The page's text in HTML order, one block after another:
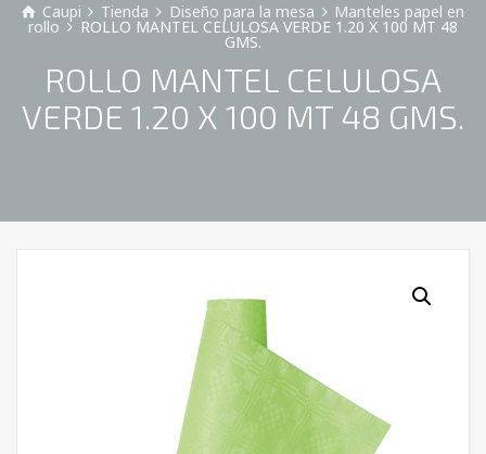
Caupi Tienda Diseño para la mesa Manteles papel en
rollo ROLLO MANTEL CELULOSA VERDE 1.20 X 100 MT 48
GMS.
ROLLO MANTEL CELULOSA
VERDE 1.20 X 100 MT 48 GMS.